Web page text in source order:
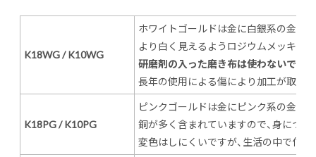
K18WG / K10WG
ホワイトゴールドは金に白銀系の金属
より白く見えるようロジウムメッキ加
研磨剤の入った磨き布は使わないでく
長年の使用による傷により加工が取れ
K18PG / K10PG
ピンクゴールドは金にピンク系の金属
銅が多く含まれていますので、身につ
変色はしにくいですが、生活の中で付